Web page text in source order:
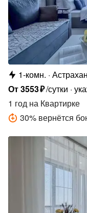
1-комн.
От3553₽/сутки
1 год на Квартирке
30% вернётся